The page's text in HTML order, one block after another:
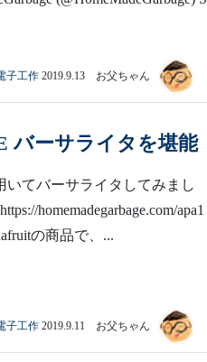
子工作 2019.9.13 お父ちゃん
バーサライタを堪能
いてバーサライタしてみまし
homemadegarbage.com/apa1
の商品で、...
子工作 2019.9.11 お父ちゃん